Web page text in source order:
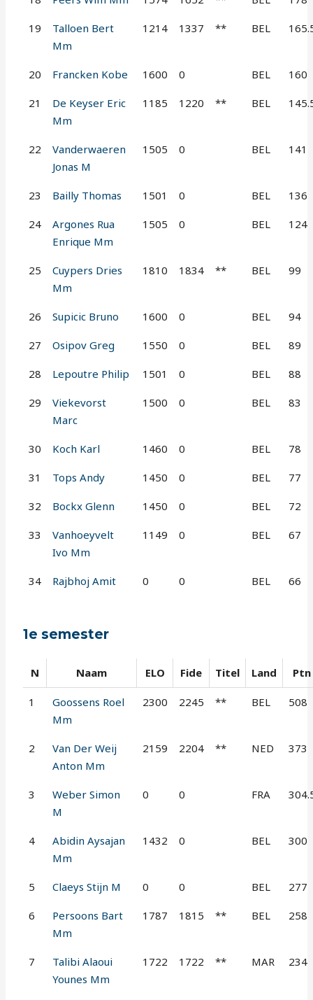
19
Talloen Bert
Mm
1214 1337 ** BEL
20 Francken Kobe 1600 0 BEL 160
21
De Keyser Eric
Mm
1185 1220 ** BEL
22
Vanderwaeren
Jonas M
1505 0 BEL 141
23 Bailly Thomas 1501 0 BEL 136
24
Argones Rua
Enrique Mm
1505 0 BEL 124
25
Cuypers Dries
Mm
1810 1834 ** BEL 99
26 Supicic Bruno 1600 0 BEL 94
27 Osipov Greg 1550 0 BEL 89
28 Lepoutre Philip 1501 0 BEL 88
29
Viekevorst
Marc
1500 0 BEL 83
30 Koch Karl 1460 0 BEL 78
31 Tops Andy 1450 0 BEL 77
32 Bockx Glenn 1450 0 BEL 72
33
Vanhoeyvelt
Ivo Mm
1149 0 BEL 67
34 Rajbhoj Amit 0 0 BEL 66
1e semester
N Naam ELO Fide Titel Land Ptn
1
Goossens Roel
Mm
2300 2245 ** BEL 508
2
Van Der Weij
Anton Mm
2159 2204 ** NED 373
3
Weber Simon
M
0 0 FRA
4
Abidin Aysajan
Mm
1432 0 BEL 300
5 Claeys Stijn M 0 0 BEL 277
6
Persoons Bart
Mm
1787 1815 ** BEL 258
7
Talibi Alaoui
Younes Mm
1722 1722 ** MAR 234